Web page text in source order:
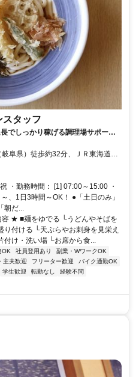
スタッフ
でしっかり稼げる調理場サポート
阜県）徒歩約32分、ＪＲ東海道本
道本線 美濃赤坂徒歩約48分 綾戸口
・勤務時間： [1] 07:00～15:00 ・
、1日3時間～OK！ ●「土日のみ」
だ...
★ ■麺をゆでる └うどんやそばを
付ける └天ぷらやお刺身を見栄え
け・洗い場 └お席から食...
OK 社員登用あり
副業・WワークOK
主夫歓迎 フリーター歓迎
バイク通勤OK
学生歓迎 転勤なし
経験不問